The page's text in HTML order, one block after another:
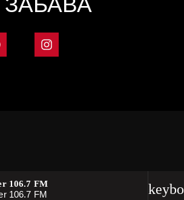
106.7 FM
106.7 FM